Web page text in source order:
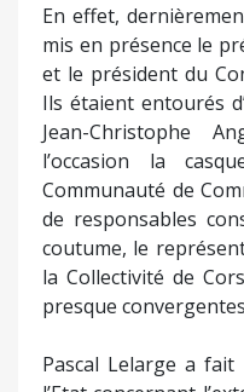
En effet,
mis en présence le
et le président du
Ils étaient entourés
Jean-Christophe
l’occasion la
Communauté de
de responsables
coutume, le
la Collectivité de
presque
Pascal Lelarge a